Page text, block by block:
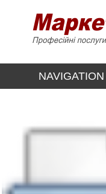
NAVIGATION